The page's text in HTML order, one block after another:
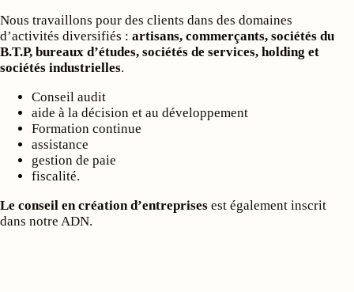
Nous travaillons pour des clients dans des domaines
d’activités diversifiés : artisans, commerçants, sociétés du
B.T.P, bureaux d’études, sociétés de services, holding et
sociétés industrielles.
Conseil audit
aide à la décision et au développement
Formation continue
assistance
gestion de paie
fiscalité.
Le conseil en création d’entreprises est également inscrit
dans notre ADN.